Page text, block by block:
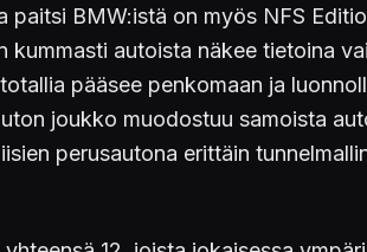
paitsi BMW:istä on myös NFS
autoista näkee tietoina
pääsee penkomaan ja
joukko muodostuu samoista
perusautona erittäin